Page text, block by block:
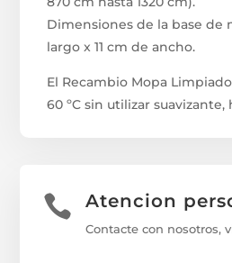
Dimensiones de la base de
largo x 11 cm de ancho.
El Recambio Mopa
60 ºC sin utilizar suavizante,
 Atencion
Contacte con nosotros,